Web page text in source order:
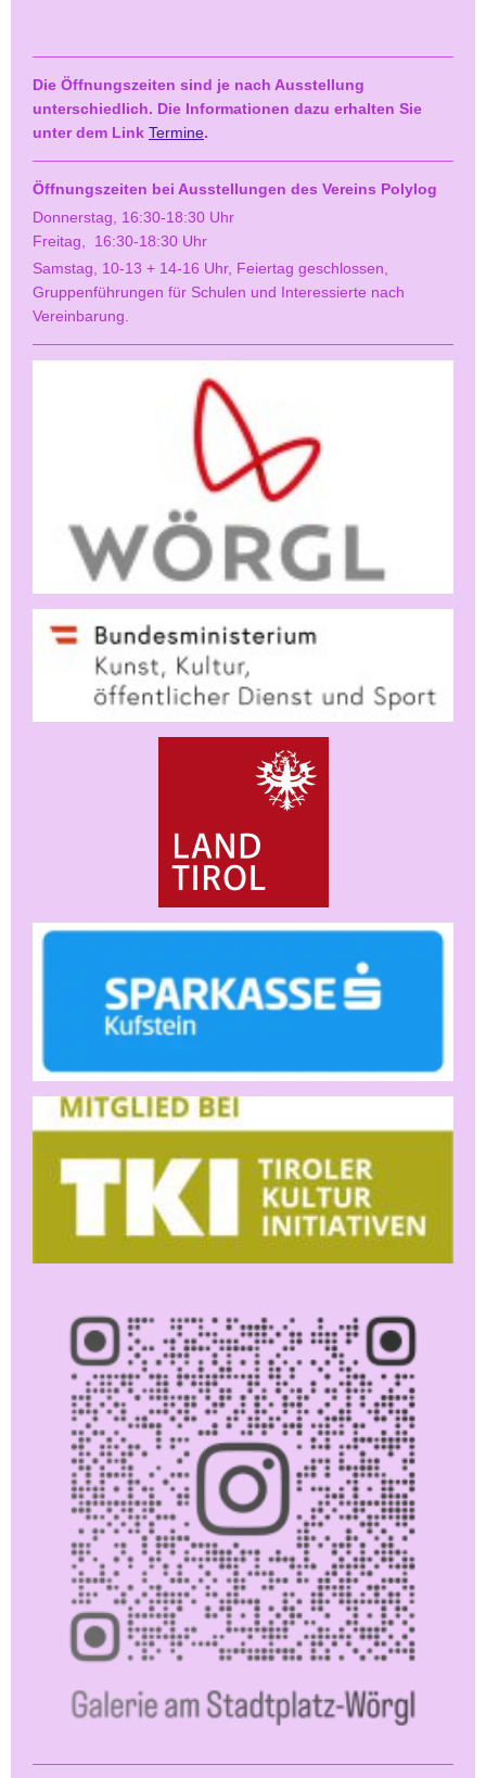
Die Öffnungszeiten sind je nach Ausstellung
unterschiedlich. Die Informationen dazu erhalten Sie
unter dem Link Termine.
Öffnungszeiten bei Ausstellungen des Vereins Polylog
Donnerstag, 16:30-18:30 Uhr
Freitag, 16:30-18:30 Uhr
Samstag, 10-13 + 14-16 Uhr, Feiertag geschlossen,
Gruppenführungen für Schulen und Interessierte nach
Vereinbarung.